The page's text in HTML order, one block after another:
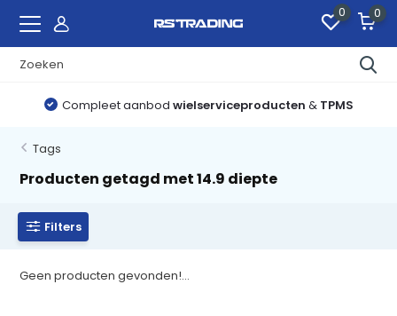
0 0
Compleet aanbod wielserviceproducten & TPMS
Tags
Producten getagd met 14.9 diepte
Filters
Geen producten gevonden!...